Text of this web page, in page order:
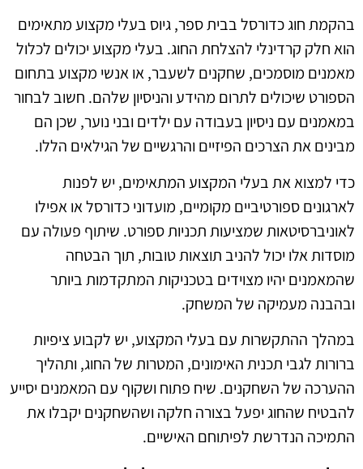
בהקמת חוג כדורסל בבית ספר, גיוס בעלי מקצוע מתאימים
הוא חלק קרדינלי להצלחת החוג. בעלי מקצוע יכולים לכלול
מאמנים מוסמכים, שחקנים לשעבר, או אנשי מקצוע בתחום
הספורט שיכולים לתרום מהידע והניסיון שלהם. חשוב לבחור
במאמנים עם ניסיון בעבודה עם ילדים ובני נוער, שכן הם
מבינים את הצרכים הפיזיים והרגשיים של הגילאים הללו.
כדי למצוא את בעלי המקצוע המתאימים, יש לפנות
לארגונים ספורטיביים מקומיים, מועדוני כדורסל או אפילו
לאוניברסיטאות שמציעות תכניות ספורט. שיתוף פעולה עם
מוסדות אלו יכול להניב תוצאות טובות, תוך הבטחה
שהמאמנים יהיו מצוידים בטכניקות המתקדמות ביותר
ובהבנה מעמיקה של המשחק.
במהלך ההתקשרות עם בעלי המקצוע, יש לקבוע ציפיות
ברורות לגבי תכנית האימונים, המטרות של החוג, ותהליך
ההערכה של השחקנים. שיח פתוח ושקוף עם המאמנים יסייע
להבטיח שהחוג יפעל בצורה חלקה ושהשחקנים יקבלו את
התמיכה הנדרשת לפיתוחם האישיים.